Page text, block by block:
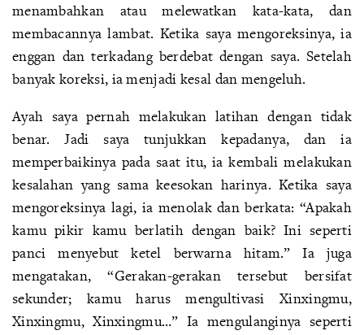
menambahkan atau melewatkan kata-kata, dan
membacannya lambat. Ketika saya mengoreksinya, ia
enggan dan terkadang berdebat dengan saya. Setelah
banyak koreksi, ia menjadi kesal dan mengeluh.
Ayah saya pernah melakukan latihan dengan tidak
benar. Jadi saya tunjukkan kepadanya, dan ia
memperbaikinya pada saat itu, ia kembali melakukan
kesalahan yang sama keesokan harinya. Ketika saya
mengoreksinya lagi, ia menolak dan berkata: “Apakah
kamu pikir kamu berlatih dengan baik? Ini seperti
panci menyebut ketel berwarna hitam.” Ia juga
mengatakan, “Gerakan-gerakan tersebut bersifat
sekunder; kamu harus mengultivasi Xinxingmu,
Xinxingmu, Xinxingmu…” Ia mengulanginya seperti